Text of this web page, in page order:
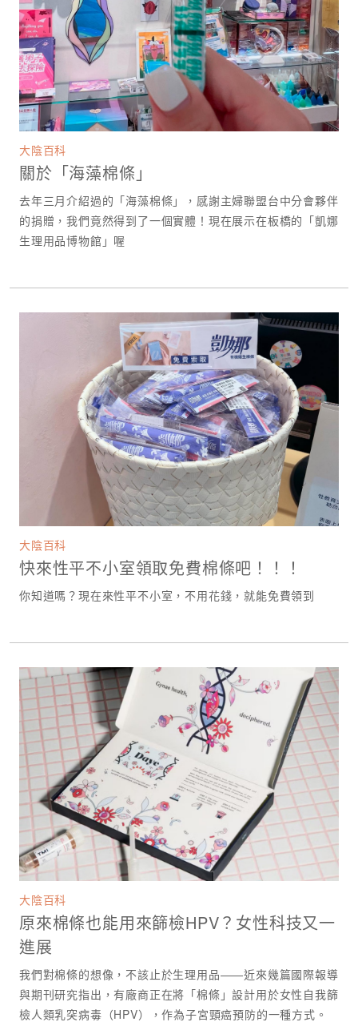
大陰百科
關於「海藻棉條」
去年三月介紹過的「海藻棉條」，感謝主婦聯盟台中分會夥伴
的捐贈，我們竟然得到了一個實體！現在展示在板橋的「凱娜
生理用品博物館」喔
大陰百科
快來性平不小室領取免費棉條吧！！！
你知道嗎？現在來性平不小室，不用花錢，就能免費領到
大陰百科
原來棉條也能用來篩檢HPV？女性科技又一
進展
我們對棉條的想像，不該止於生理用品——近來幾篇國際報導
與期刊研究指出，有廠商正在將「棉條」設計用於女性自我篩
檢人類乳突病毒（HPV），作為子宮頸癌預防的一種方式。